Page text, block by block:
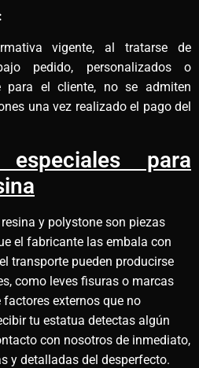
vigente, al tratarse de
pedido, personalizados o
para el cliente, no se admiten
una vez realizado el pago del
especiales para
y polystone son piezas
el fabricante las embala con
transporte pueden producirse
como leves fisuras o marcas
externos que no
tu estatua detectas algún
con nosotros de inmediato,
y detalladas del desperfecto.